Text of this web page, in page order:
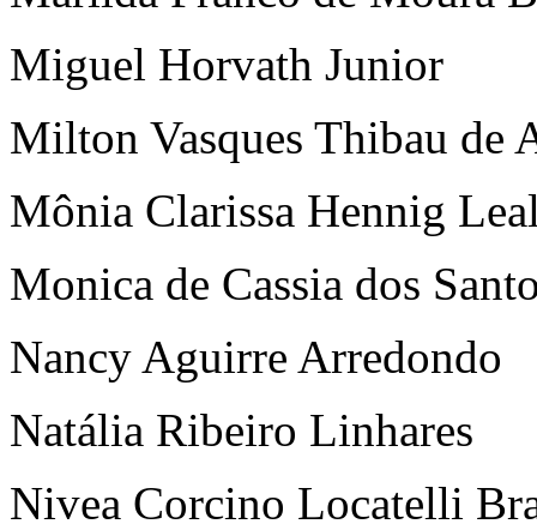
Miguel Horvath Junior
Milton Vasques Thibau de
Mônia Clarissa Hennig
Monica de Cassia dos
Nancy Aguirre Arredondo
Natália Ribeiro Linhares
Nivea Corcino Locatelli